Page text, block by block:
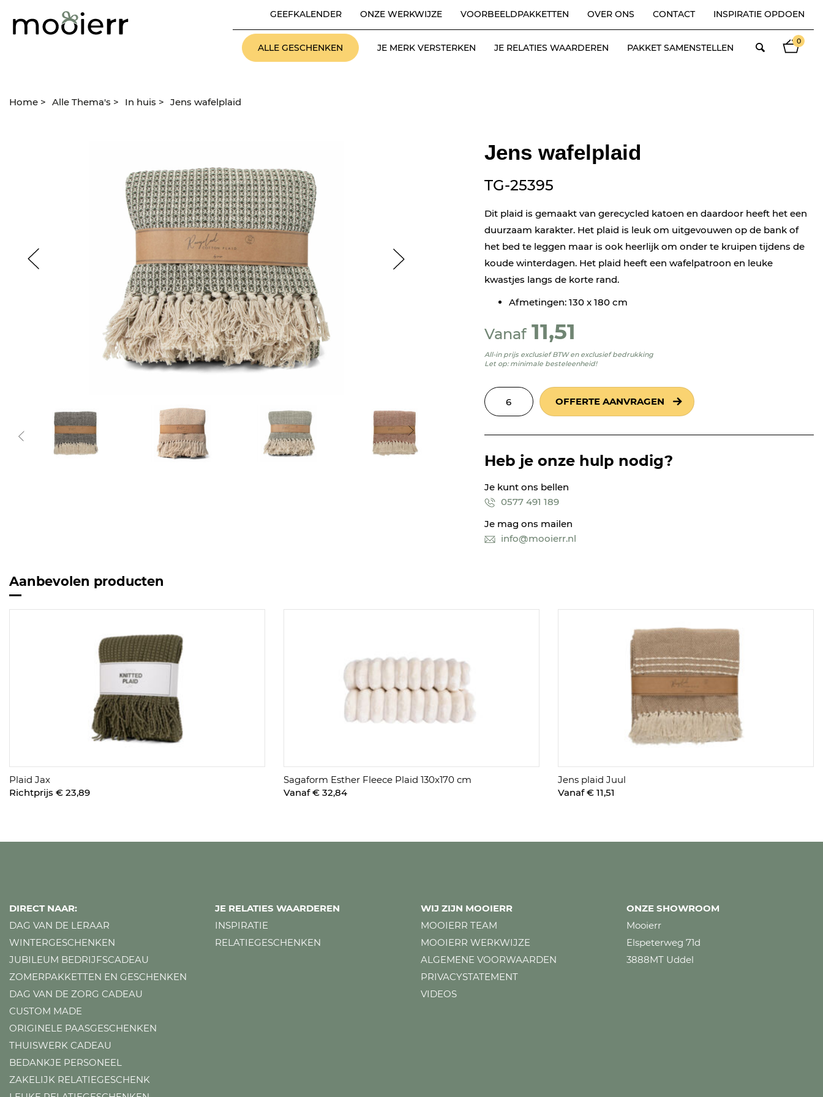
GEEFKALENDER ONZE WERKWIJZE VOORBEELDPAKKETTEN OVER ONS CONTACT INSPIRATIE OPDOEN
ALLE GESCHENKEN JE MERK VERSTERKEN JE RELATIES WAARDEREN PAKKET SAMENSTELLEN
0
Home > Alle Thema's > In huis > Jens wafelplaid
Jens wafelplaid
TG-25395
Dit plaid is gemaakt van gerecycled katoen en daardoor heeft het een
duurzaam karakter. Het plaid is leuk om uitgevouwen op de bank of
het bed te leggen maar is ook heerlijk om onder te kruipen tijdens de
koude winterdagen. Het plaid heeft een wafelpatroon en leuke
kwastjes langs de korte rand.
Afmetingen: 130 x 180 cm
Vanaf 11,51
All-in prijs exclusief BTW en exclusief bedrukking
Let op: minimale besteleenheid!
OFFERTE AANVRAGEN
Heb je onze hulp nodig?
Je kunt ons bellen
0577 491 189
Je mag ons mailen
info@mooierr.nl
Aanbevolen producten
Plaid Jax
Richtprijs € 23,89
Sagaform Esther Fleece Plaid 130x170 cm
Vanaf € 32,84
Jens plaid Juul
Vanaf € 11,51
DIRECT NAAR:
DAG VAN DE LERAAR
WINTERGESCHENKEN
JUBILEUM BEDRIJFSCADEAU
ZOMERPAKKETTEN EN GESCHENKEN
DAG VAN DE ZORG CADEAU
CUSTOM MADE
ORIGINELE PAASGESCHENKEN
THUISWERK CADEAU
BEDANKJE PERSONEEL
ZAKELIJK RELATIEGESCHENK
JE RELATIES WAARDEREN
INSPIRATIE
RELATIEGESCHENKEN
WIJ ZIJN MOOIERR
MOOIERR TEAM
MOOIERR WERKWIJZE
ALGEMENE VOORWAARDEN
PRIVACYSTATEMENT
VIDEOS
ONZE SHOWROOM
Mooierr
Elspeterweg 71d
3888MT Uddel